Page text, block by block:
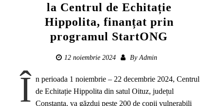
la Centrul de Echitație
Hippolita, finanțat prin
programul StartONG
12 noiembrie 2024 ByAdmin
Î n perioada 1 noiembrie – 22 decembrie 2024, Centrul
de Echitație Hippolita din satul Oituz, județul
Constanța, va găzdui peste 200 de copii vulnerabili